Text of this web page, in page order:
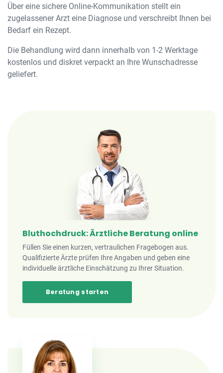
Über eine sichere Online-Kommunikation stellt ein
zugelassener Arzt eine Diagnose und verschreibt Ihnen bei
Bedarf ein Rezept.
Die Behandlung wird dann innerhalb von 1-2 Werktage
kostenlos und diskret verpackt an Ihre Wunschadresse
geliefert.
Bluthochdruck: Ärztliche Beratung online
Füllen Sie einen kurzen, vertraulichen Fragebogen aus.
Qualifizierte Ärzte prüfen Ihre Angaben und geben eine
individuelle ärztliche Einschätzung zu Ihrer Situation.
Beratung starten